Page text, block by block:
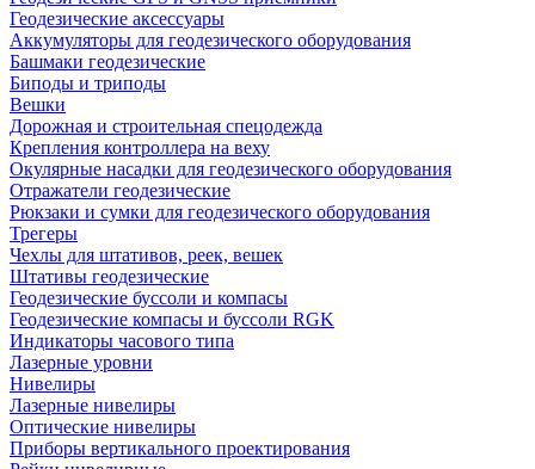
Геодезические аксессуары
Аккумуляторы для геодезического оборудования
Башмаки геодезические
Биподы и триподы
Вешки
Дорожная и строительная спецодежда
Крепления контроллера на веху
Окулярные насадки для геодезического оборудования
Отражатели геодезические
Рюкзаки и сумки для геодезического оборудования
Трегеры
Чехлы для штативов, реек, вешек
Штативы геодезические
Геодезические буссоли и компасы
Геодезические компасы и буссоли RGK
Индикаторы часового типа
Лазерные уровни
Нивелиры
Лазерные нивелиры
Оптические нивелиры
Приборы вертикального проектирования